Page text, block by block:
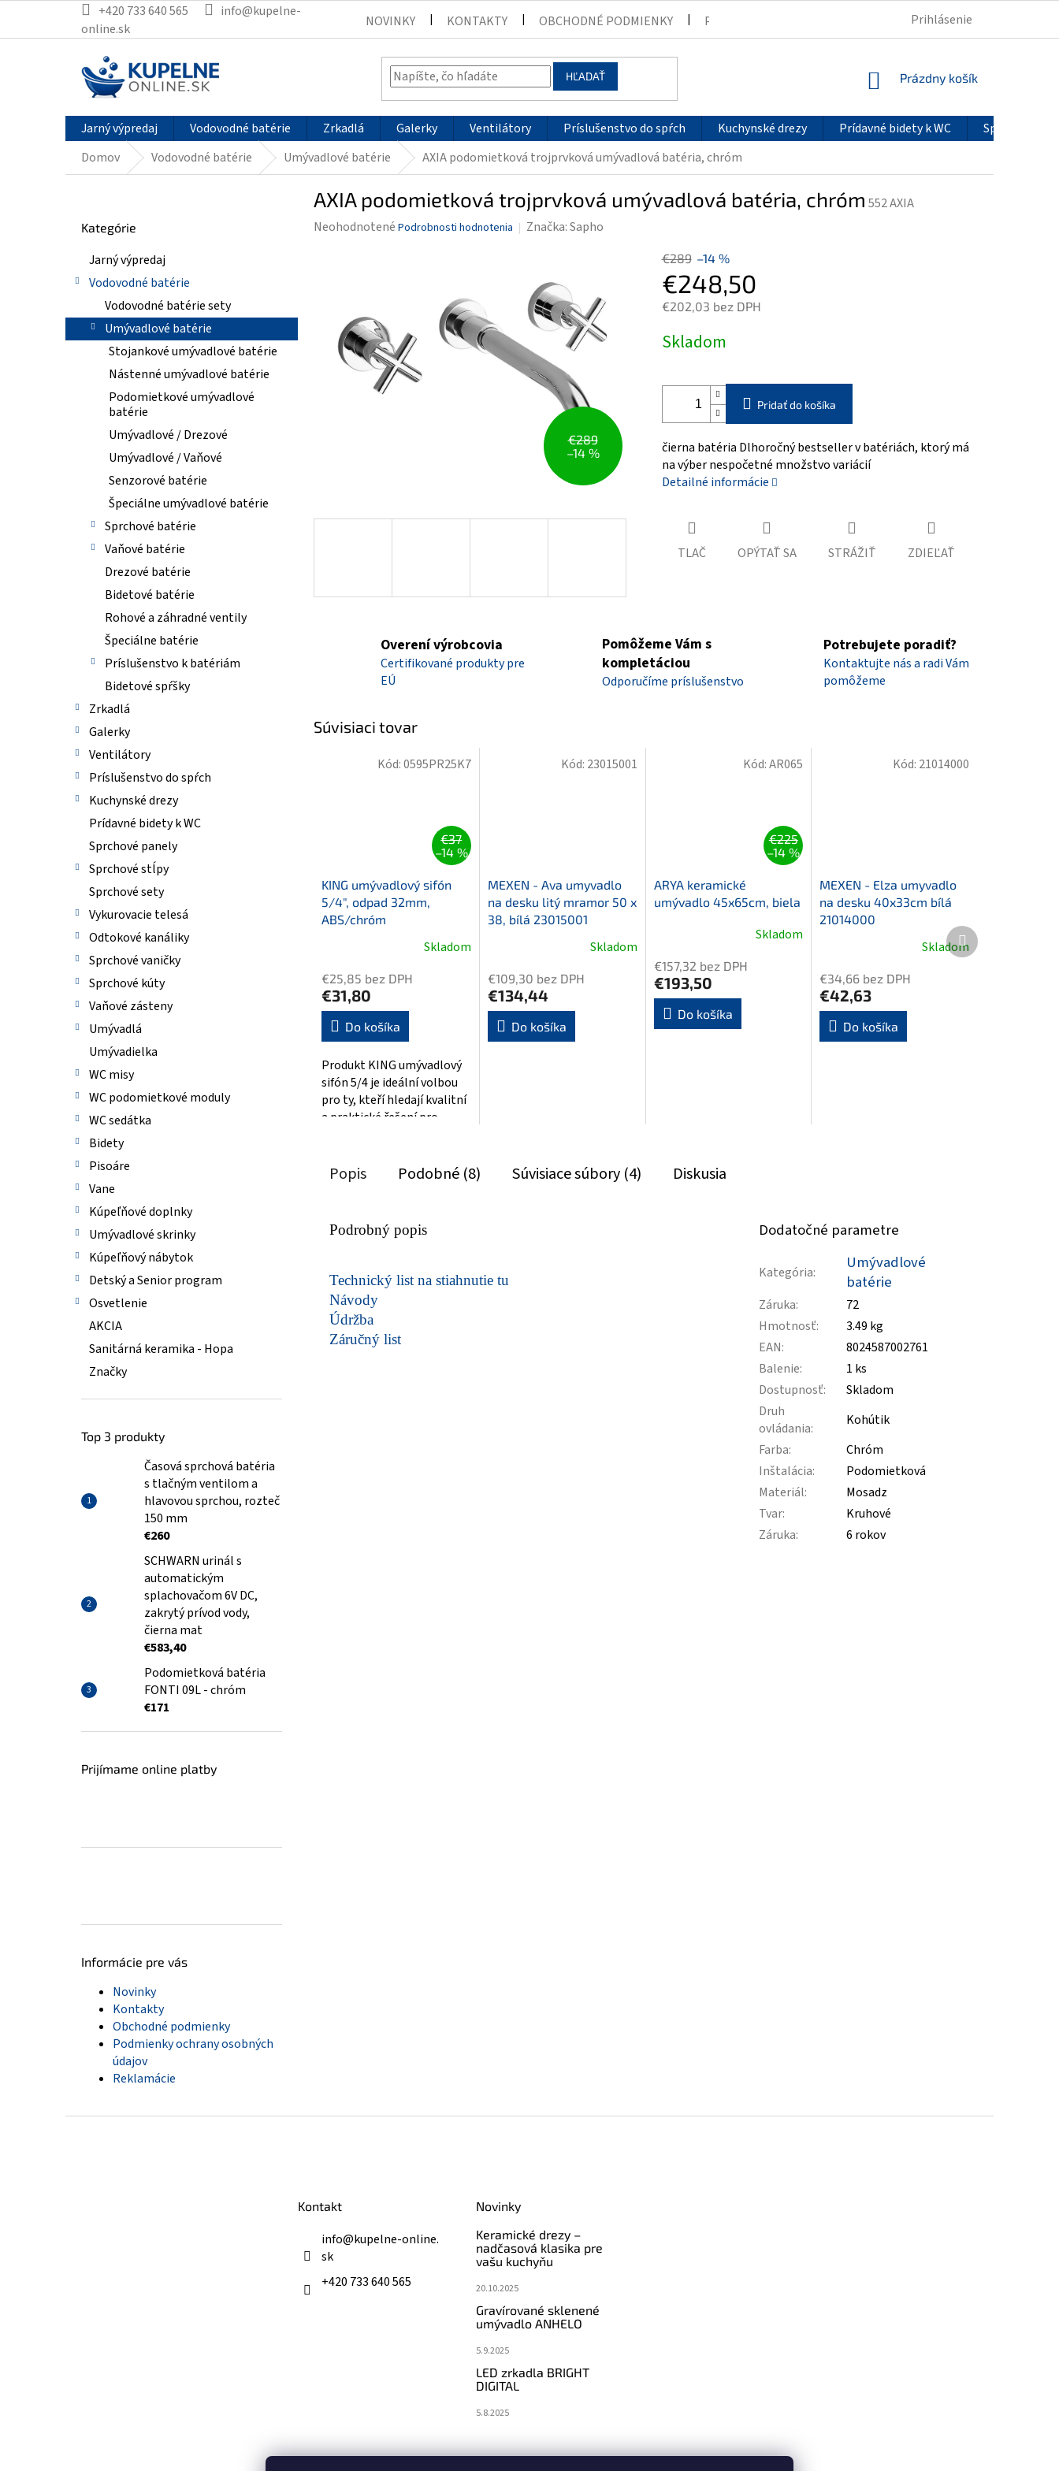
obsah
+420 733 640 565
info@kupelne-
online.sk
NOVINKY KONTAKTY OBCHODNÉ PODMIENKY PODMIENKY OCHRANY OSOBNÝCH ÚDAJOV REKLAMÁCIE
Prihlásenie
HĽADAŤ
NÁKUPNÝ
Prázdny košík
Jarný výpredaj Vodovodné batérie Zrkadlá Galerky Ventilátory Príslušenstvo do spŕch Kuchynské drezy Prídavné bidety k WC
Sprchové
Domov
Vodovodné batérie Umývadlové batérie AXIA podomietková trojprvková umývadlová batéria, chróm
e
l
kategórie
Kategórie
Jarný výpredaj
Vodovodné batérie
Vodovodné batérie sety
Umývadlové batérie
Stojankové umývadlové batérie
Nástenné umývadlové batérie
Podomietkové umývadlové
batérie
Umývadlové / Drezové
Umývadlové / Vaňové
Senzorové batérie
Špeciálne umývadlové batérie
Sprchové batérie
Vaňové batérie
Drezové batérie
Bidetové batérie
Rohové a záhradné ventily
Špeciálne batérie
Príslušenstvo k batériám
Bidetové spŕšky
Zrkadlá
Galerky
Ventilátory
Príslušenstvo do spŕch
Kuchynské drezy
Prídavné bidety k WC
Sprchové panely
Sprchové stĺpy
Sprchové sety
Vykurovacie telesá
Odtokové kanáliky
Sprchové vaničky
Sprchové kúty
Vaňové zásteny
Umývadlá
Umývadielka
WC misy
WC podomietkové moduly
WC sedátka
Bidety
Pisoáre
Vane
Kúpeľňové doplnky
Umývadlové skrinky
Kúpeľňový nábytok
Detský a Senior program
Osvetlenie
AKCIA
Sanitárná keramika - Hopa
Značky
Top 3 produkty
Časová sprchová batéria
s tlačným ventilom a
hlavovou sprchou, rozteč
150 mm
€260
SCHWARN urinál s
automatickým
splachovačom 6V DC,
zakrytý prívod vody,
čierna mat
€583,40
Podomietková batéria
FONTI 09L - chróm
€171
Prijímame online platby
Informácie pre vás
Novinky
Kontakty
Obchodné podmienky
Podmienky ochrany osobných
údajov
Reklamácie
AXIA podomietková trojprvková umývadlová batéria, chróm 552 AXIA
Priemerné
hviezdičiek.
Neohodnotené Podrobnosti hodnotenia Značka:Sapho
€289
–14 %
€289 –14 %
€248,50
€202,03 bez DPH
cena:
Skladom
Pridať do košíka
čierna batéria Dlhoročný bestseller v batériách, ktorý má
na výber nespočetné množstvo variácií
Detailné informácie
TLAČ OPÝTAŤ SA STRÁŽIŤ ZDIEĽAŤ
Overení výrobcovia
Certifikované produkty pre
EÚ
Pomôžeme Vám s
kompletáciou
Odporučíme príslušenstvo
Potrebujete poradiť?
Kontaktujte nás a radi Vám
pomôžeme
Súvisiaci tovar
€37
–14 %
KING umývadlový sifón
5/4", odpad 32mm,
ABS/chróm
Skladom
€25,85 bez DPH
€31,80
Do košíka
Produkt KING umývadlový
sifón 5/4 je ideální volbou
pro ty, kteří hledají kvalitní
a praktické řešení pro
Kód:0595PR25K7
MEXEN - Ava umyvadlo
na desku litý mramor 50 x
38, bílá 23015001
Skladom
€109,30 bez DPH
€134,44
Do košíka
Kód: 23015001
€225
–14 %
ARYA keramické
umývadlo 45x65cm, biela
Skladom
€157,32 bez DPH
€193,50
Do košíka
Kód:AR065
MEXEN - Elza umyvadlo
na desku 40x33cm bílá
21014000
Skladom
€34,66 bez DPH
€42,63
Do košíka
Kód: 21014000
Ďalší
produkt
Popis Podobné (8) Súvisiace súbory (4) Diskusia
Podrobný popis
Technický list na stiahnutie tu
Návody
Údržba
Záručný list
Dodatočné parametre
Kategória:
Umývadlové
batérie
Záruka:
72
Hmotnosť:
3.49 kg
EAN:
8024587002761
Balenie:
1 ks
Dostupnosť:
Skladom
Druh
ovládania:
Kohútik
Farba:
Chróm
Inštalácia:
Podomietková
Materiál:
Mosadz
Tvar:
Kruhové
Záruka: 6 rokov
Kontakt
info@kupelne-online.
sk
+420 733 640 565
Novinky
Keramické drezy –
nadčasová klasika pre
vašu kuchyňu
20.10.2025
Gravírované sklenené
umývadlo ANHELO
5.9.2025
LED zrkadla BRIGHT
DIGITAL
5.8.2025